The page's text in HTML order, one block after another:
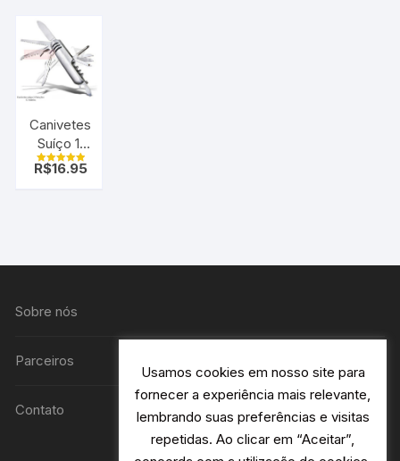
Canivetes
Suíço 11
Funções
Avaliação
R$16.95
Sobre nós
Parceiros
Contato
Usamos cookies em nosso site para
fornecer a experiência mais relevante,
lembrando suas preferências e visitas
repetidas. Ao clicar em “Aceitar”,